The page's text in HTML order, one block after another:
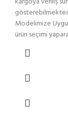
Modelimize
ürün seçimi